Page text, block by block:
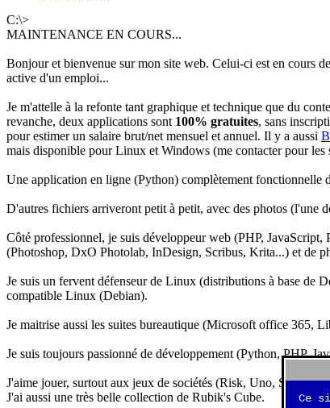
C:\>
MAINTENANCE EN COURS...
Bonjour et bienvenue sur mon site web. Celui-ci est en cours
active d'un emploi...
Je m'attelle à la refonte tant graphique et technique que du
revanche, deux applications sont 100% gratuites, sans
pour estimer un salaire brut/net mensuel et annuel. Il y a aussi
mais disponible pour Linux et Windows (me contacter pour les
Une application en ligne (Python) complètement fonctionnelle
D'autres fichiers arriveront petit à petit, avec des photos (l'une
Côté professionnel, je suis développeur web (PHP,
(Photoshop, DxO Photolab, InDesign, Scribus, Krita...) et de
Je suis un fervent défenseur de Linux (distributions à base de
compatible Linux (Debian).
Je maitrise aussi les suites bureautique (Microsoft office 365,
Je suis toujours passionné de développement (Python, PHP,
J'aime jouer, surtout aux jeux de sociétés (Risk, Uno,
J'ai aussi une très belle collection de Rubik's Cube.
Ce